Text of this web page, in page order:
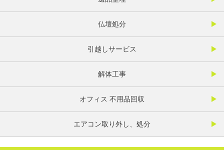
仏壇処分
引越しサービス
解体工事
オフィス 不用品回収
エアコン取り外し、処分